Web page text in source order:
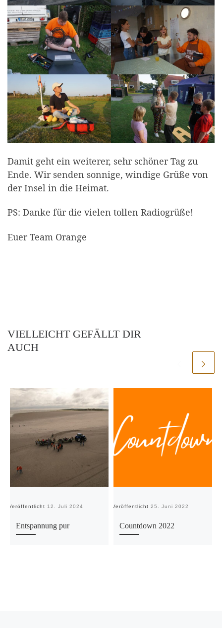
Damit geht ein weiterer, sehr schöner Tag zu
Ende. Wir senden sonnige, windige Grüße von
der Insel in die Heimat.
PS: Danke für die vielen tollen Radiogrüße!
Euer Team Orange
VIELLEICHT GEFÄLLT DIR
AUCH
Veröffentlicht 12. Juli 2024
Entspannung pur
Veröffentlicht 25. Juni 2022
Countdown 2022